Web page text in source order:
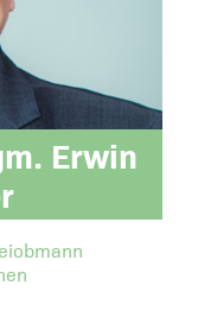
Erwin